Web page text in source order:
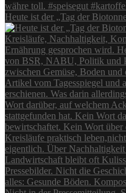
Heute ist der „Tag der